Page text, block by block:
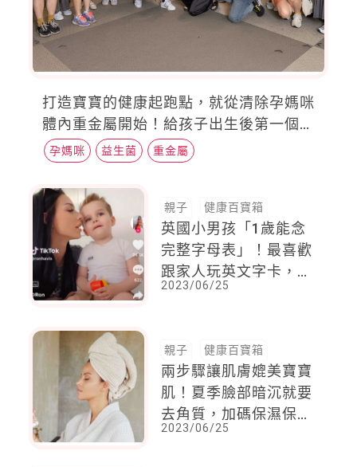
打造寶寶的健康起跑點，就從清除孕媽咪
體內重金屬開始！給孩子出生後第一個安
心見面禮
孕媽咪 益生菌 重金屬
親子 健康百寶箱
英國小男孩「1歲能念
完整字母表」！最喜歡
跟家人玩英文字卡，媽
媽驕傲說到：他愛閱
2023/06/25
親子 健康百寶箱
兩步驟讓肌膚媲美寶寶
肌！夏季臉部暗沉就要
去角質，加碼保濕保
養，一點都不擔心粉刺
2023/06/25